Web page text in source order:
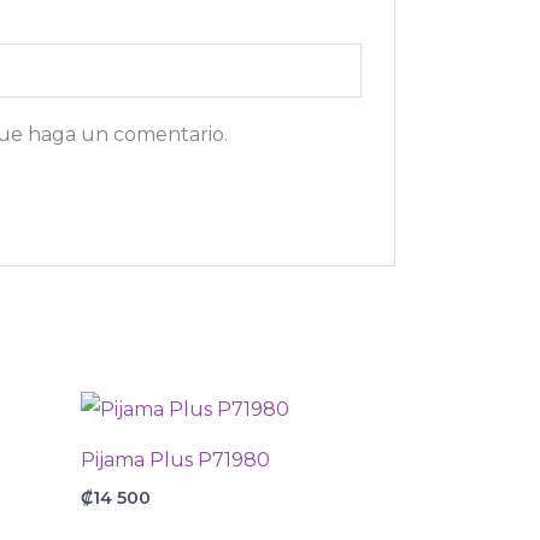
haga un comentario.
Pijama Plus P71980
₡14 500